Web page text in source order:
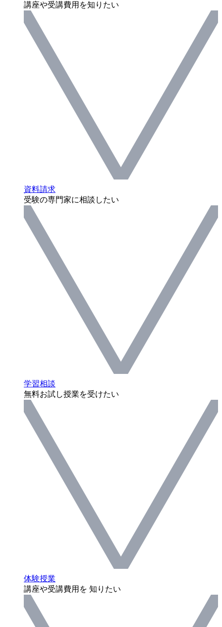
講座や受講費用を知りたい
資料請求
受験の専門家に相談したい
学習相談
無料お試し授業を受けたい
体験授業
講座や受講費用を 知りたい